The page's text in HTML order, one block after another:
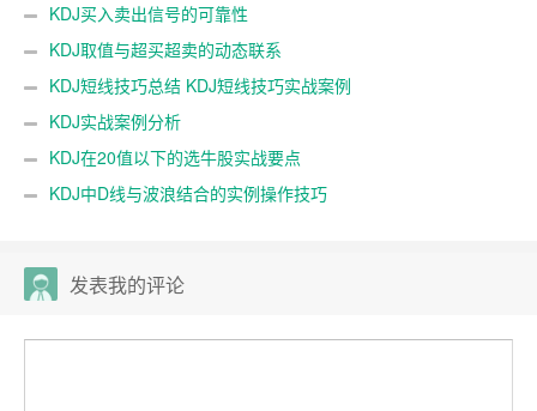
KDJ买入卖出信号的可靠性
KDJ取值与超买超卖的动态联系
KDJ短线技巧总结 KDJ短线技巧实战案例
KDJ实战案例分析
KDJ在20值以下的选牛股实战要点
KDJ中D线与波浪结合的实例操作技巧
发表我的评论